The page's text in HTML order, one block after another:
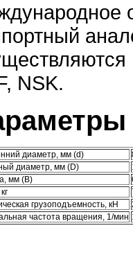
NSK.
диаметр, мм (d)
диаметр, мм (D)
мм (B)
грузоподъемность, кН
частота вращения, 1/мин